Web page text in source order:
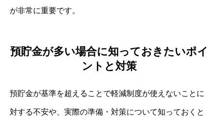
が非常に重要です。
預貯金が多い場合に知っておきたいポイ
ントと対策
預貯金が基準を超えることで軽減制度が使えないことに
対する不安や、実際の準備・対策について知っておくと